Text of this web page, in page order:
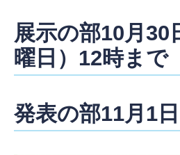
展示の部10月30
曜日）12時まで
発表の部11月1